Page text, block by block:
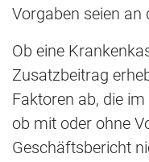
Vorgaben seien an
Ob eine
Zusatzbeitrag
Faktoren ab, die
ob mit oder ohne
Geschäftsbericht